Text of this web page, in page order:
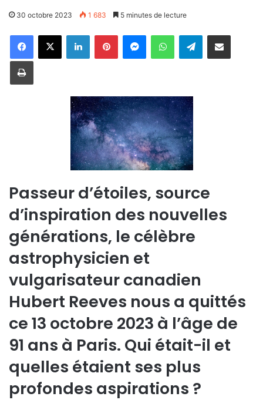
30 octobre 2023 1 683 5 minutes de lecture
LinkedinPinterestMessengerWhatsAppTelegramPartager par email
Imprimer
Passeur d’étoiles, source
d’inspiration des nouvelles
générations, le célèbre
astrophysicien et
vulgarisateur canadien
Hubert Reeves nous a quittés
ce 13 octobre 2023 à l’âge de
91 ans à Paris. Qui était-il et
quelles étaient ses plus
profondes aspirations ?